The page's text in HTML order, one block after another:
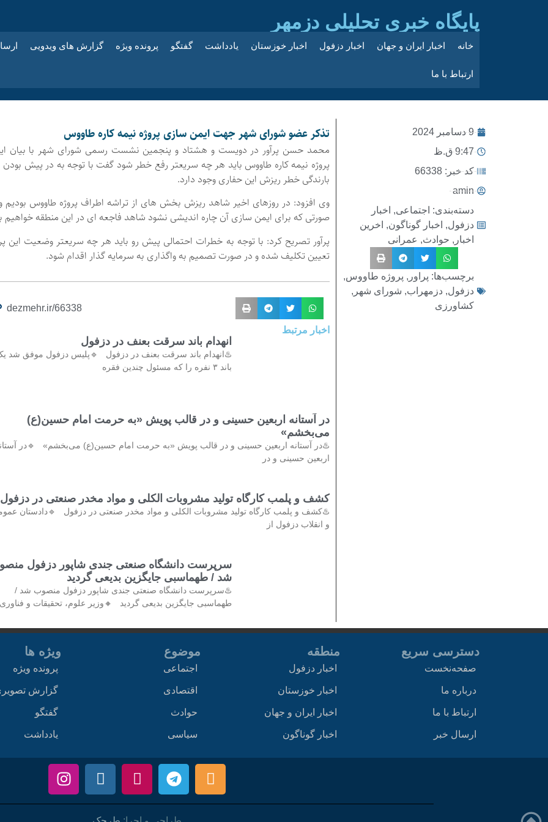
پایگاه خبری تحلیلی دزمهر
خانه اخبار ایران و جهان اخبار دزفول اخبار خوزستان یادداشت گفتگو پرونده ویژه گزارش های ویدویی
ارتباط با ما
9 دسامبر 2024
9:47 ق.ظ
کد خبر: 66338
amin
دسته‌بندی: اجتماعی, اخبار
دزفول, اخبار گوناگون, اخرین
اخبار , حوادث, عمرانی
برچسب‌ها: پراور , پروژه طاووس,
دزفول, دزمهراب, شورای شهر ,
کشاورزی
تذکر عضو شورای شهر جهت ایمن سازی پروژه نیمه کاره طاووس
محمد حسن پرآور در دویست و هشتاد و پنجمین نشست رسمی شورای شهر با بیان
پروژه نیمه کاره طاووس باید هر چه سریعتر رفع خطر شود گفت با توجه به در پیش بودن
بارندگی خطر ریزش این حفاری وجود دارد.
وی افزود: در روزهای اخیر شاهد ریزش بخش های از تراشه اطراف پروژه طاووس بودیم
صورتی که برای ایمن سازی آن چاره اندیشی نشود شاهد فاجعه ای در این منطقه خواهیم
پرآور تصریح کرد: با توجه به خطرات احتمالی پیش رو باید هر چه سریعتر وضعیت این
تعیین تکلیف شده و در صورت تصمیم به واگذاری به سرمایه گذار اقدام شود.
dezmehr.ir/66338
اخبار مرتبط
انهدام باند سرقت بعنف در دزفول
♨️انهدام باند سرقت بعنف در دزفول 🔹پلیس دزفول موفق شد
باند ۳ نفره را که مسئول چندین فقره
در آستانه اربعین حسینی و در قالب پویش «به حرمت امام حسین(ع)
می‌بخشم»
♨️در آستانه اربعین حسینی و در قالب پویش «به حرمت امام حسین(ع) می‌بخشم» 🔹در
اربعین حسینی و در
کشف و پلمب کارگاه تولید مشروبات الکلی و مواد مخدر صنعتی در دزفول
♨️کشف و پلمب کارگاه تولید مشروبات الکلی و مواد مخدر صنعتی در دزفول 🔹دادستان
و انقلاب دزفول از
سرپرست دانشگاه صنعتی جندی شاپور دزفول
شد / طهماسبی جایگزین بدیعی گردید
♨️سرپرست دانشگاه صنعتی جندی شاپور دزفول منصوب شد /
طهماسبی جایگزین بدیعی گردید 🔸وزیر علوم، تحقیقات و فناوری
دسترسی سریع
صفحه‌نخست
درباره ما
ارتباط با ما
ارسال خبر
منطقه
اخبار دزفول
اخبار خوزستان
اخبار ایران و جهان
اخبار گوناگون
موضوع
اجتماعی
اقتصادی
حوادث
سیاسی
ویژه ها
پرونده ویژه
گزارش
گفتگو
یادداشت